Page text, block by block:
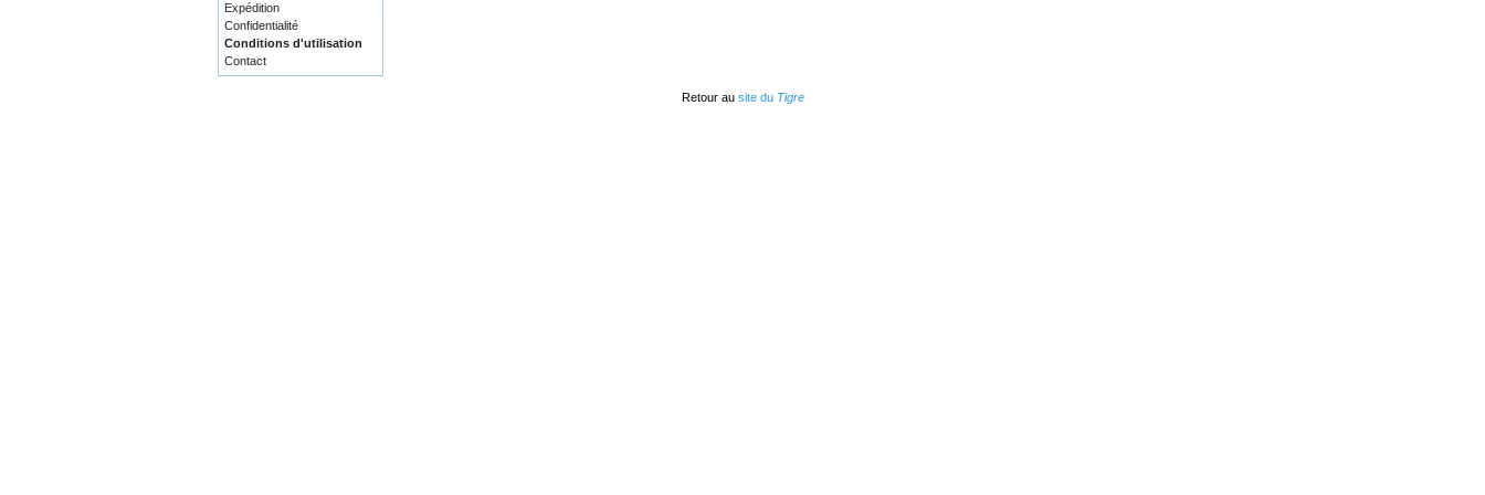
Expédition
Confidentialité
Conditions d'utilisation
Contact
Retour au site du Tigre